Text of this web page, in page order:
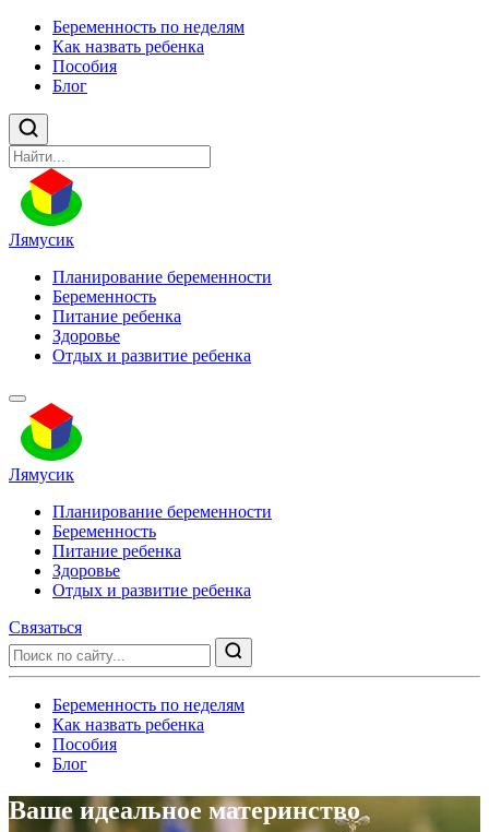
Беременность по неделям
Как назвать ребенка
Пособия
Блог
Лямусик
Планирование беременности
Беременность
Питание ребенка
Здоровье
Отдых и развитие ребенка
Лямусик
Планирование беременности
Беременность
Питание ребенка
Здоровье
Отдых и развитие ребенка
Связаться
Беременность по неделям
Как назвать ребенка
Пособия
Блог
Ваше идеальное материнство